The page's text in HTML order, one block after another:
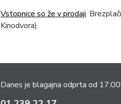
Vstopnice so že v prodaji.
Kinodvora).
Danes je blagajna odprta od